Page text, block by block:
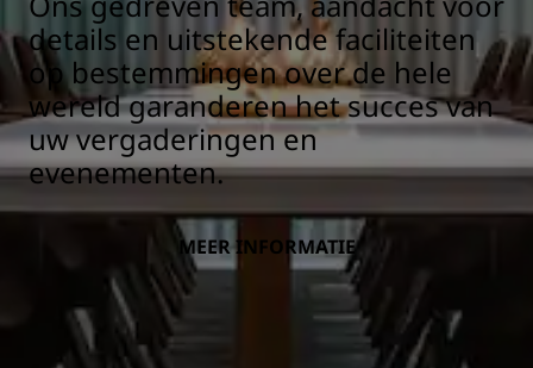
details en uitstekende faciliteiten
op bestemmingen over de hele
wereld garanderen het succes van
uw vergaderingen en
evenementen.
MEER INFORMATIE